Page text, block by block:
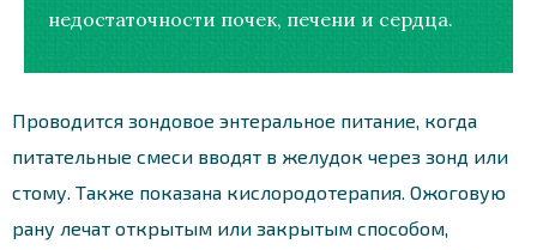
недостаточности почек, печени и сердца.
Проводится зондовое энтеральное питание, когда
питательные смеси вводят в желудок через зонд или
стому. Также показана кислородотерапия. Ожоговую
рану лечат открытым или закрытым способом,